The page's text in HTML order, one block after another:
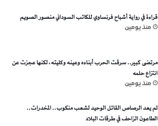
قراءة في رواية أشباح فرنساوي للكاتب السوداني منصور الصويم
منذ يومين
مرتضى كبير.. سرقت الحرب أبناءه وعينه وكليته، لكنها عجزت عن
انتزاع حلمه
منذ يومين
لم يعد الرصاص القاتل الوحيد لشعب منكوب.. المخدرات..
الطاعون الزاحف في طرقات البلاد